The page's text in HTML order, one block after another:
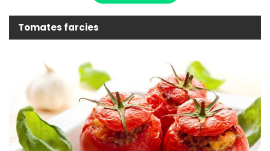
Tomates farcies